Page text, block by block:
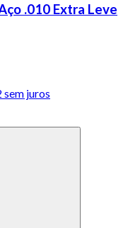
.010 Extra Leve
sem juros